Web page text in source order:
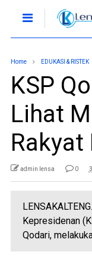
Home EDUKASI & RISTEK
KSP
Lihat
Rakyat
admin lensa 0
Kepresidenan
Qodari,